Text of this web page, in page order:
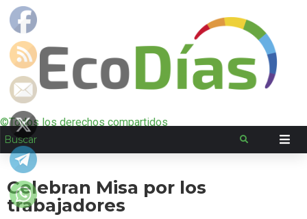
©Todos los derechos compartidos
Celebran Misa por los
trabajadores